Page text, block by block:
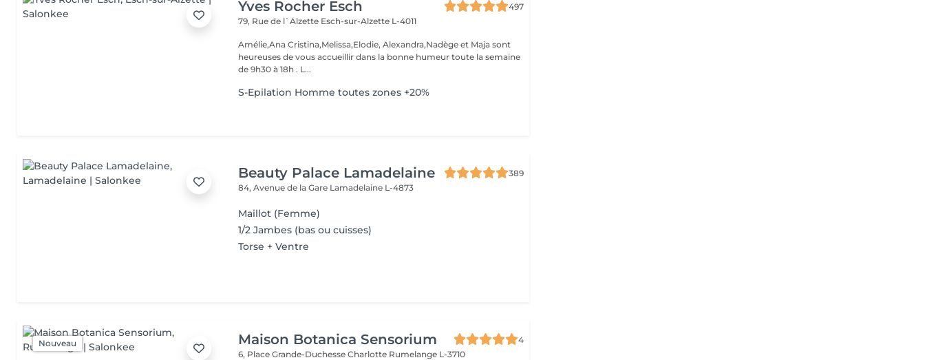
Yves Rocher Esch
497
79, Rue de l`Alzette Esch-sur-Alzette L-4011
Amélie,Ana Cristina,Melissa,Elodie, Alexandra,Nadège et Maja sont
heureuses de vous accueillir dans la bonne humeur toute la semaine
de 9h30 à 18h . L...
S-Epilation Homme toutes zones +20%
Beauty Palace Lamadelaine
389
84, Avenue de la Gare Lamadelaine L-4873
Maillot (Femme)
1/2 Jambes (bas ou cuisses)
Torse + Ventre
Nouveau Maison Botanica Sensorium
4
6, Place Grande-Duchesse Charlotte Rumelange L-3710